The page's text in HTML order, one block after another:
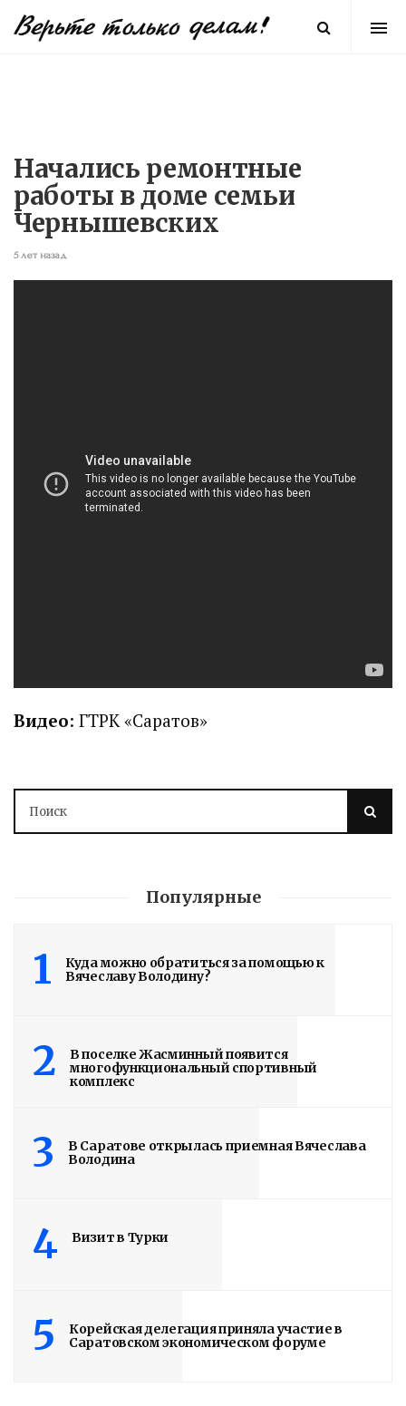
Начались ремонтные
работы в доме семьи
Чернышевских
5 лет назад
Видео: ГТРК «Саратов»
Популярные
1
Куда можно обратиться за помощью к
Вячеславу Володину?
2
В поселке Жасминный появится
многофункциональный спортивный
комплекс
3
В Саратове открылась приемная Вячеслава
Володина
4 Визит в Турки
5
Корейская делегация приняла участие в
Саратовском экономическом форуме
Володин: 31 августа